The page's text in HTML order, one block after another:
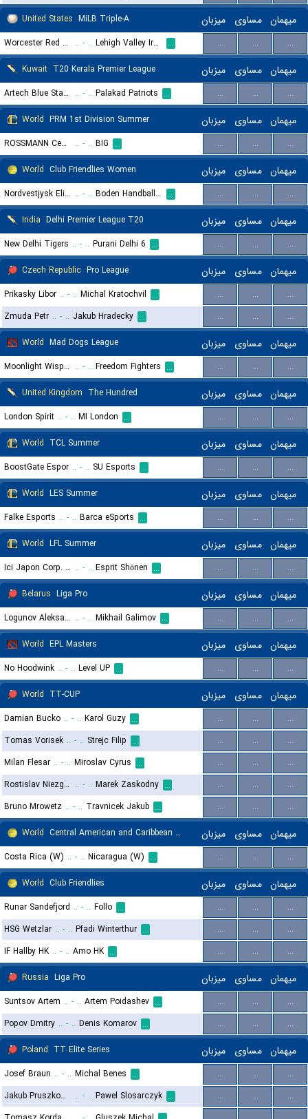
United States MiLB Triple-A میزبان مساوی میهمان
Worcester Red Sox .. - .. Lehigh Valley IronPigs ... ... ...
...
Kuwait T20 Kerala Premier League میزبان مساوی میهمان
Artech Blue Star CC .. - .. Palakad Patriots ... ... ...
...
World PRM 1st Division Summer میزبان مساوی میهمان
ROSSMANN Centaurs .. - .. BIG ... ... ...
...
World Club Friendlies Women میزبان مساوی میهمان
Nordvestjysk Elite (W) .. - .. Boden Handball IF (W) ... ... ...
...
India Delhi Premier League T20 میزبان مساوی میهمان
New Delhi Tigers .. - .. Purani Delhi 6 ... ... ...
...
Czech Republic Pro League میزبان مساوی میهمان
Prikasky Libor .. - .. Michal Kratochvil ... ... ...
...
Zmuda Petr .. - .. Jakub Hradecky ... ... ...
...
World Mad Dogs League میزبان مساوی میهمان
Moonlight Wispers .. - .. Freedom Fighters ... ... ...
...
United Kingdom The Hundred میزبان مساوی میهمان
London Spirit .. - .. MI London ... ... ...
...
World TCL Summer میزبان مساوی میهمان
BoostGate Espor .. - .. SU Esports ... ... ...
...
World LES Summer میزبان مساوی میهمان
Falke Esports .. - .. Barca eSports ... ... ...
...
World LFL Summer میزبان مساوی میهمان
Ici Japon Corp. Esport .. - .. Esprit Shōnen ... ... ...
...
Belarus Liga Pro میزبان مساوی میهمان
Logunov Aleksandr Petrovich .. - .. Mikhail Galimov ... ... ...
...
World EPL Masters میزبان مساوی میهمان
No Hoodwink .. - .. Level UP ... ... ...
...
World TT-CUP میزبان مساوی میهمان
Damian Bucko .. - .. Karol Guzy ... ... ...
...
Tomas Vorisek .. - .. Strejc Filip ... ... ...
...
Milan Flesar .. - .. Miroslav Cyrus ... ... ...
...
Rostislav Niezgoda .. - .. Marek Zaskodny ... ... ...
...
Bruno Mrowetz .. - .. Travnicek Jakub ... ... ...
...
World Central American and Caribbean Games Women میزبان مساوی میهمان
Costa Rica (W) .. - .. Nicaragua (W) ... ... ...
...
World Club Friendlies میزبان مساوی میهمان
Runar Sandefjord .. - .. Follo ... ... ...
...
HSG Wetzlar .. - .. Pfadi Winterthur ... ... ...
...
IF Hallby HK .. - .. Amo HK ... ... ...
...
Russia Liga Pro میزبان مساوی میهمان
Suntsov Artem .. - .. Artem Poidashev ... ... ...
...
Popov Dmitry .. - .. Denis Komarov ... ... ...
...
Poland TT Elite Series میزبان مساوی میهمان
Josef Braun .. - .. Michal Benes ... ... ...
...
Jakub Pruszkowski
.. - .. Pawel Slosarczyk ... ... ...
...